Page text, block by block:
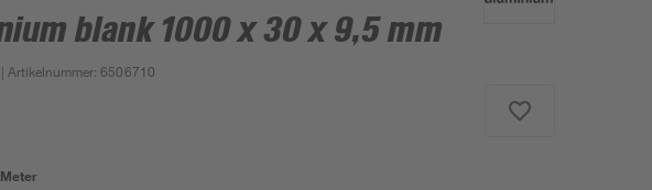
blank 1000 x 30 x 9,5 mm
| Artikelnummer:6506710